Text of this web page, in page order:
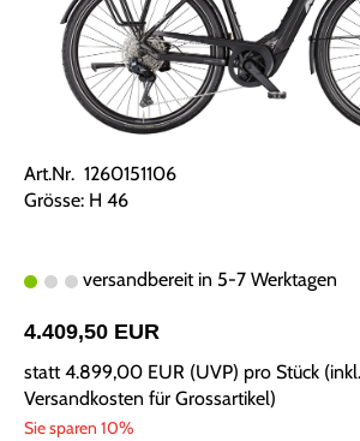
Art.Nr. 1260151106
Grösse: H 46
versandbereit in 5-7 Werktagen
4.409,50 EUR
statt4.899,00 EUR (UVP) pro Stück
Versandkosten für Grossartikel)
Sie sparen 10%